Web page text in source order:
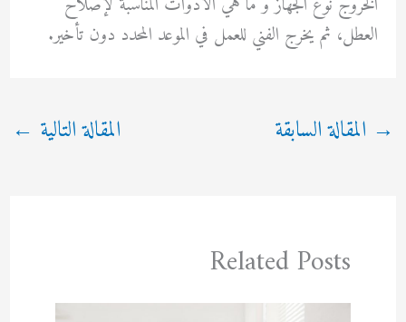
العطل، ثم يخرج الفني للعمل في الموعد المحدد دون تأخير.
→ المقالة السابقة المقالة التالية ←
Related Posts